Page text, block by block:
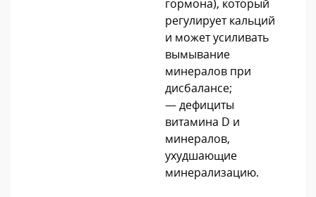
гормона), который
регулирует кальций
и может усиливать
вымывание
минералов при
дисбалансе;
— дефициты
витамина D и
минералов,
ухудшающие
минерализацию.